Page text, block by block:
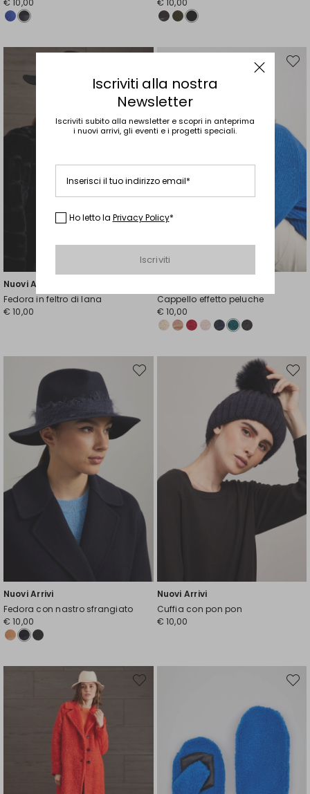
€ 10,00
€ 10,00
Nuovi Arrivi
Fedora in feltro di lana
€ 10,00
wishlist
Cappello effetto peluche
€ 10,00
Nuovi Arrivi
Fedora con nastro sfrangiato
€ 10,00
Sposta
Nuovi Arrivi
Cuffia con pon pon
€ 10,00
Sposta
Iscriviti alla nostra
Newsletter
Iscriviti subito alla newsletter e scopri in anteprima
i nuovi arrivi, gli eventi e i progetti speciali.
Inserisci il tuo indirizzo email*
Ho letto la Privacy Policy*
Iscriviti